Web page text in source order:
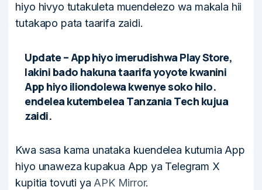
hiyo hivyo tutakuleta muendelezo wa makala hii
tutakapo pata taarifa zaidi.
Update– App hiyo imerudishwa Play Store,
lakini bado hakuna taarifa yoyote kwanini
App hiyo iliondolewa kwenye soko hilo.
endelea kutembelea Tanzania Tech kujua
zaidi.
Kwa sasa kama unataka kuendelea kutumia App
hiyo unaweza kupakua App ya Telegram X
kupitia tovuti yaAPK Mirror.